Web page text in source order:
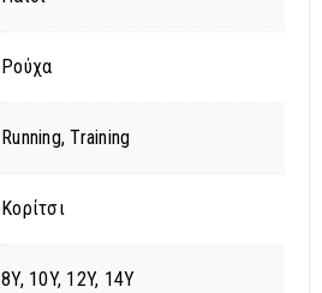
Ρούχα
Running, Training
Κορίτσι
8Y, 10Y, 12Y, 14Y